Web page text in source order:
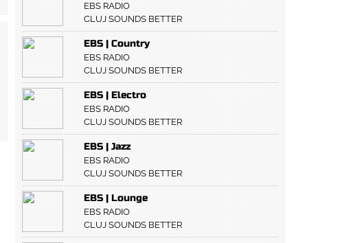
EBS RADIO
CLUJ SOUNDS BETTER
EBS | Country
EBS RADIO
CLUJ SOUNDS BETTER
EBS | Electro
EBS RADIO
CLUJ SOUNDS BETTER
EBS | Jazz
EBS RADIO
CLUJ SOUNDS BETTER
EBS | Lounge
EBS RADIO
CLUJ SOUNDS BETTER